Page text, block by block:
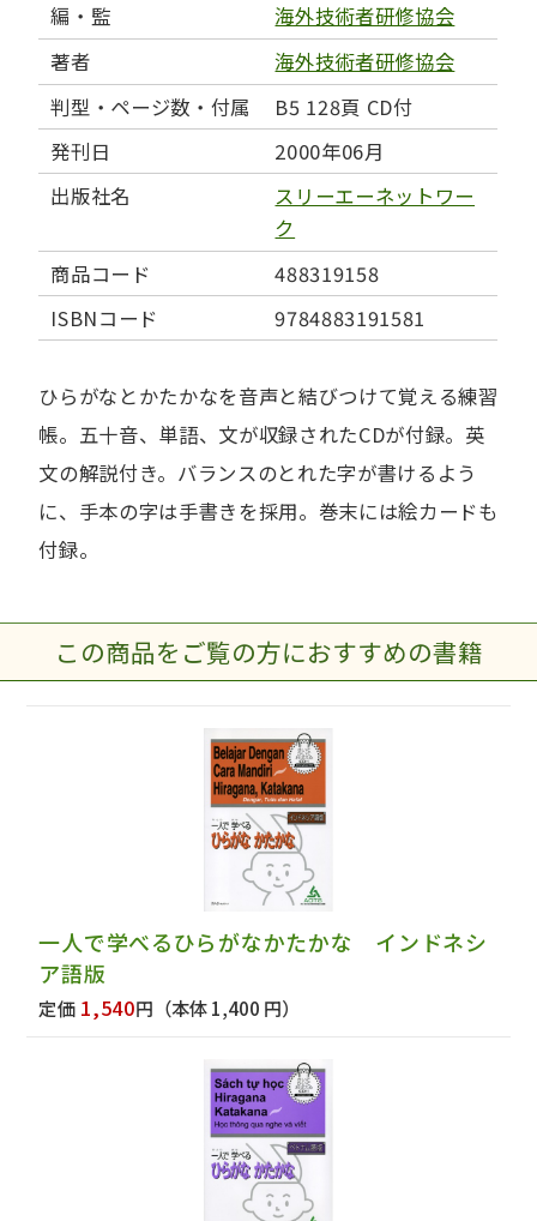
編・監
海外技術者研修協会
著者
海外技術者研修協会
判型・ページ数・付属
B5 128頁 CD付
発刊日
2000年06月
出版社名
スリーエーネットワー
ク
商品コード
488319158
ISBNコード
9784883191581
ひらがなとかたかなを音声と結びつけて覚える練習
帳。五十音、単語、文が収録されたCDが付録。英
文の解説付き。バランスのとれた字が書けるよう
に、手本の字は手書きを採用。巻末には絵カードも
付録。
この商品をご覧の方におすすめの書籍
一人で学べるひらがなかたかな インドネシ
ア語版
定価 1,540円 （本体 1,400 円）